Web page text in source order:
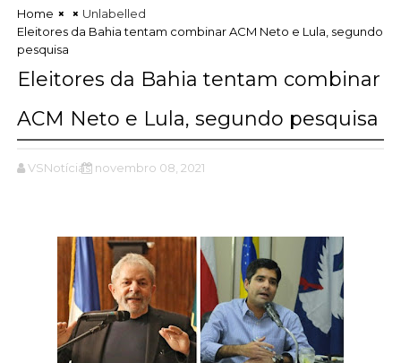
Home
Unlabelled
Eleitores da Bahia tentam combinar ACM Neto e Lula, segundo
pesquisa
Eleitores da Bahia tentam combinar
ACM Neto e Lula, segundo pesquisa
VSNotícias novembro 08, 2021